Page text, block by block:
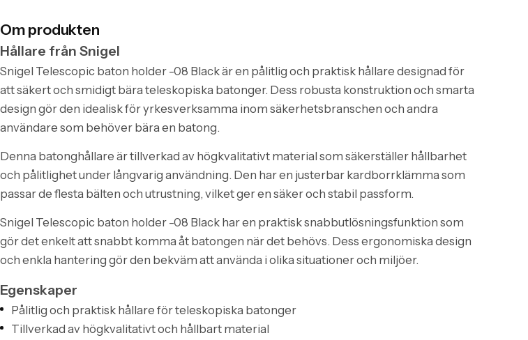
Om produkten
Hållare från Snigel
Snigel Telescopic baton holder -08 Black är en pålitlig och praktisk hållare designad för
att säkert och smidigt bära teleskopiska batonger. Dess robusta konstruktion och smarta
design gör den idealisk för yrkesverksamma inom säkerhetsbranschen och andra
användare som behöver bära en batong.
Denna batonghållare är tillverkad av högkvalitativt material som säkerställer hållbarhet
och pålitlighet under långvarig användning. Den har en justerbar kardborrklämma som
passar de flesta bälten och utrustning, vilket ger en säker och stabil passform.
Snigel Telescopic baton holder -08 Black har en praktisk snabbutlösningsfunktion som
gör det enkelt att snabbt komma åt batongen när det behövs. Dess ergonomiska design
och enkla hantering gör den bekväm att använda i olika situationer och miljöer.
Egenskaper
Pålitlig och praktisk hållare för teleskopiska batonger
Tillverkad av högkvalitativt och hållbart material